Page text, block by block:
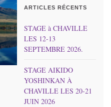
ARTICLES RÉCENTS
STAGE à CHAVILLE
LES 12-13
SEPTEMBRE 2026.
STAGE AIKIDO
YOSHINKAN À
CHAVILLE LES 20-21
JUIN 2026